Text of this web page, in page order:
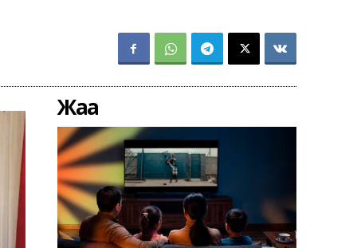
Жаңа